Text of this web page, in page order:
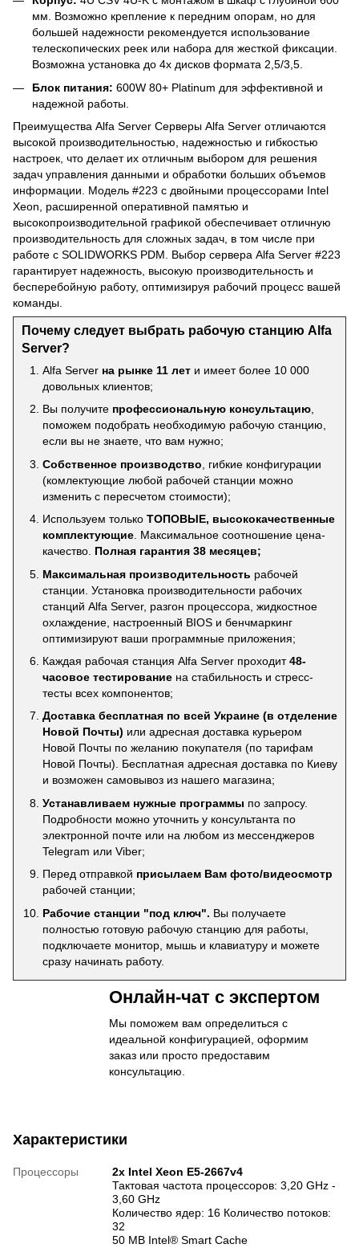
мм. Возможно крепление к передним опорам, но для
большей надежности рекомендуется использование
телескопических реек или набора для жесткой фиксации.
Возможна установка до 4х дисков формата 2,5/3,5.
Блок питания: 600W 80+ Platinum для эффективной и
надежной работы.
Преимущества Alfa Server Серверы Alfa Server отличаются
высокой производительностью, надежностью и гибкостью
настроек, что делает их отличным выбором для решения
задач управления данными и обработки больших объемов
информации. Модель #223 с двойными процессорами Intel
Xeon, расширенной оперативной памятью и
высокопроизводительной графикой обеспечивает отличную
производительность для сложных задач, в том числе при
работе с SOLIDWORKS PDM. Выбор сервера Alfa Server #223
гарантирует надежность, высокую производительность и
бесперебойную работу, оптимизируя рабочий процесс вашей
команды.
Почему следует выбрать рабочую станцию Alfa
Server?
Alfa Server на рынке 11 лет и имеет более 10 000
довольных клиентов;
Вы получите профессиональную консультацию,
поможем подобрать необходимую рабочую станцию,
если вы не знаете, что вам нужно;
Собственное производство , гибкие конфигурации
(комлектующие любой рабочей станции можно
изменить с пересчетом стоимости);
Используем только ТОПОВЫЕ, высококачественные
комплектующие. Максимальное соотношение цена-
качество. Полная гарантия 38 месяцев;
Максимальная производительность рабочей
станции. Установка производительности рабочих
станций Alfa Server, разгон процессора, жидкостное
охлаждение, настроенный BIOS и бенчмаркинг
оптимизируют ваши программные приложения;
Каждая рабочая станция Alfa Server проходит48-
часовое тестирование на стабильность и стресс-
тесты всех компонентов;
Доставка бесплатная по всей Украине (в отделение
Новой Почты) или адресная доставка курьером
Новой Почты по желанию покупателя (по тарифам
Новой Почты). Бесплатная адресная доставка по Киеву
и возможен самовывоз из нашего магазина;
Устанавливаем нужные программы по запросу.
Подробности можно уточнить у консультанта по
электронной почте или на любом из мессенджеров
Telegram или Viber;
Перед отправкой присылаем Вам фото/видеосмотр
рабочей станции;
Рабочие станции "под ключ". Вы получаете
полностью готовую рабочую станцию для работы,
подключаете монитор, мышь и клавиатуру и можете
сразу начинать работу.
Онлайн-чат с экспертом
Мы поможем вам определиться с
идеальной конфигурацией, оформим
заказ или просто предоставим
консультацию.
Характеристики
Процессоры
2х Intel Xeon E5-2667v4
Тактовая частота процессоров: 3,20 GHz -
3,60 GHz
Количество ядер: 16 Количество потоков:
32
50 MB Intel® Smart Cache